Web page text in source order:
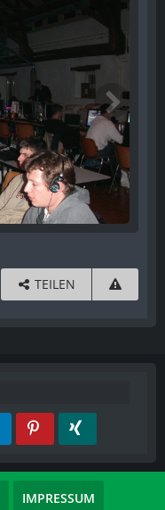
TEILEN
IMPRESSUM